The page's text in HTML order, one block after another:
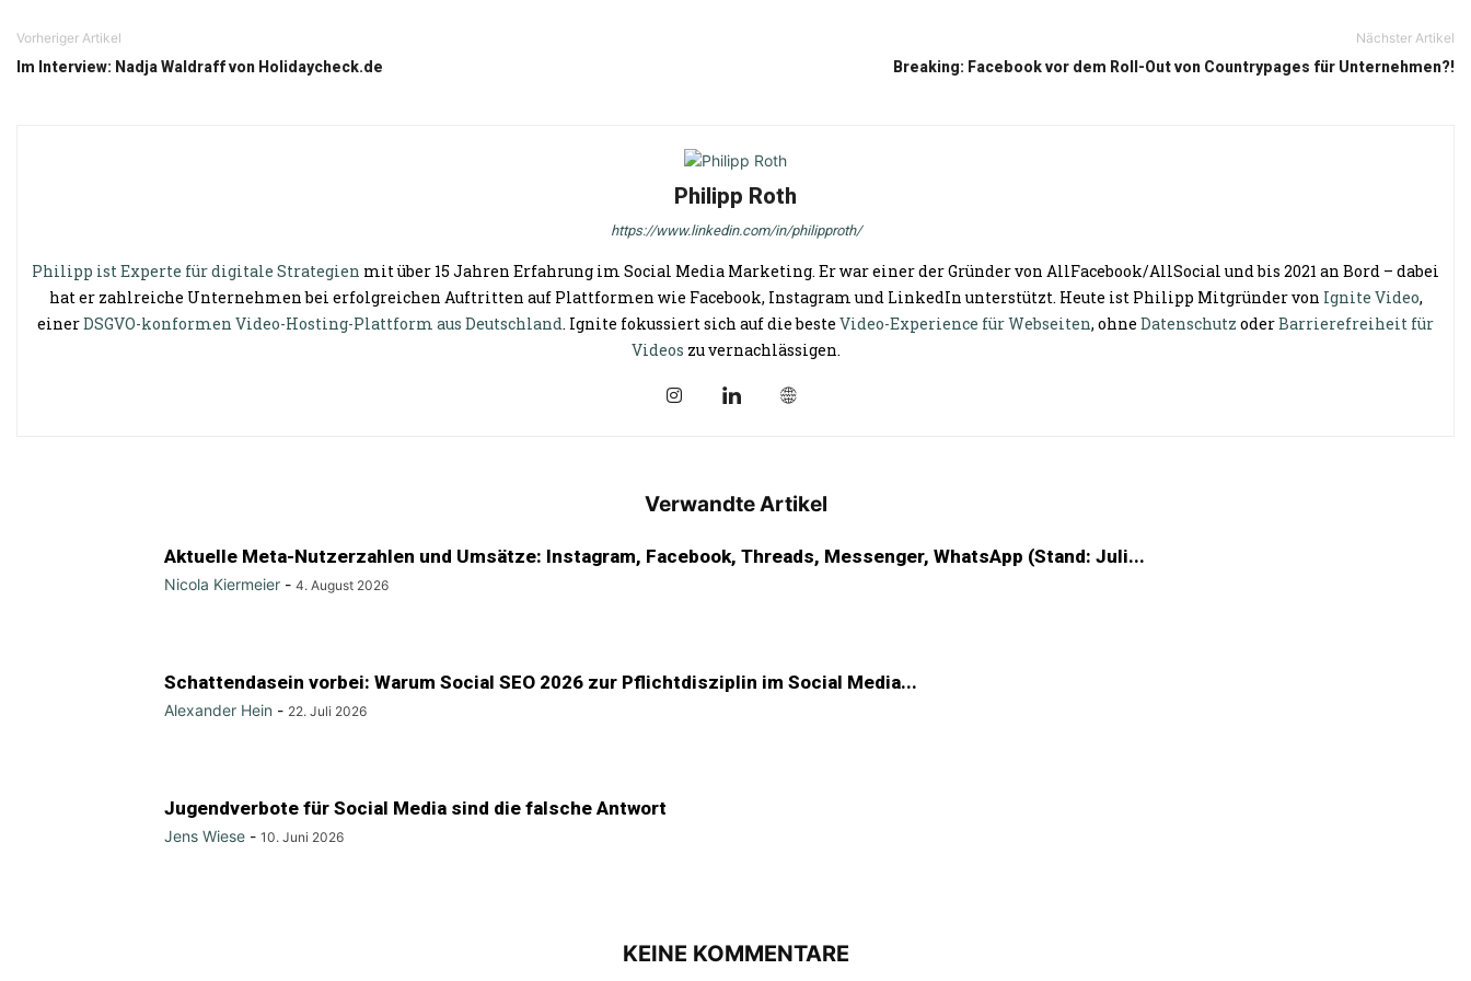
Vorheriger Artikel
Im Interview: Nadja Waldraff von Holidaycheck.de
Nächster Artikel
Breaking: Facebook vor dem Roll-Out von Countrypages für Unternehmen?!
Philipp Roth
https://www.linkedin.com/in/philipproth/
Philipp ist Experte für digitale Strategien mit über 15 Jahren Erfahrung im Social Media Marketing. Er war einer der Gründer von AllFacebook/AllSocial und bis 2021 an Bord – dabei
hat er zahlreiche Unternehmen bei erfolgreichen Auftritten auf Plattformen wie Facebook, Instagram und LinkedIn unterstützt. Heute ist Philipp Mitgründer von Ignite Video,
einerDSGVO-konformen Video-Hosting-Plattform aus Deutschland. Ignite fokussiert sich auf die beste Video-Experience für Webseiten, ohne Datenschutz oderBarrierefreiheit für
Videos zu vernachlässigen.
Verwandte Artikel
Aktuelle Meta-Nutzerzahlen und Umsätze: Instagram, Facebook, Threads, Messenger, WhatsApp (Stand: Juli...
Nicola Kiermeier - 4. August 2026
Schattendasein vorbei: Warum Social SEO 2026 zur Pflichtdisziplin im Social Media...
Alexander Hein - 22. Juli 2026
Jugendverbote für Social Media sind die falsche Antwort
Jens Wiese - 10. Juni 2026
KEINE KOMMENTARE